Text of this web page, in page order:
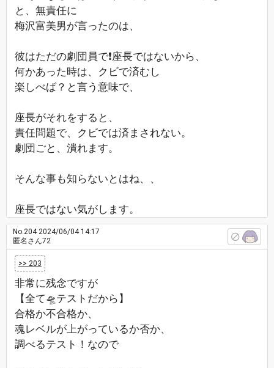
と、無責任に
梅沢富美男が言ったのは、
彼はただの劇団員で❗座長ではないから、
何かあった時は、クビで済むし
楽しべば？と言う意味で、
座長がそれをすると、
責任問題で、クビでは済まされない。
劇団ごと、潰れます。
そんな事も知らないとはね、、
座長ではない気がします。
No.2042024/06/04 14:17
匿名さん72
>> 203
非常に残念ですが
【全て🛸テストだから】
合格か不合格か、
魂レベルが上がっているか否か、
調べるテスト！なので